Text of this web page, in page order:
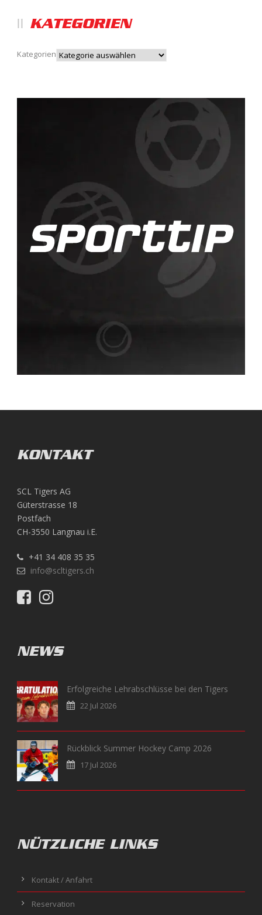
KATEGORIEN
Kategorien
KONTAKT
SCL Tigers AG
Güterstrasse 18
Postfach
CH-3550 Langnau i.E.
+41 34 408 35 35
info@scltigers.ch
NEWS
Erfolgreiche Lehrabschlüsse bei den Tigers
22 Jul 2026
Rückblick Summer Hockey Camp 2026
17 Jul 2026
NÜTZLICHE LINKS
Kontakt / Anfahrt
Reservation